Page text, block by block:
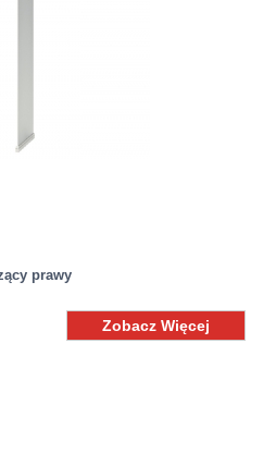
prawy
Zobacz Więcej